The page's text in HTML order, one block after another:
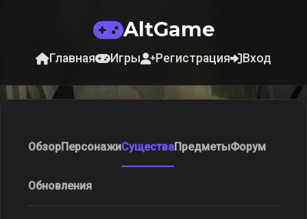
AltGame
Главная Игры Регистрация Вход
ОбзорПерсонажиСуществаПредметыФорум
Обновления